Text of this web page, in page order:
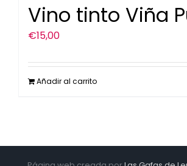
Vino tinto Viña
€15,00
Añadir al carrito